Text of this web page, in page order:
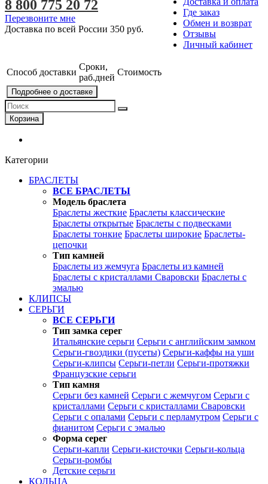
Где заказ
Обмен и возврат
Отзывы
Личный кабинет
8 800 775 20 72
Перезвоните мне
Доставка по всей России 350 руб.
Способ доставки
Сроки,
раб.дней
Стоимость
Подробнее о доставке
Корзина
Категории
БРАСЛЕТЫ
ВСЕ БРАСЛЕТЫ
Модель браслета
Браслеты жесткие Браслеты классические
Браслеты открытые Браслеты с подвесками
Браслеты тонкие Браслеты широкие Браслеты-
цепочки
Тип камней
Браслеты из жемчуга Браслеты из камней
Браслеты с кристаллами Сваровски Браслеты с
эмалью
КЛИПСЫ
СЕРЬГИ
ВСЕ СЕРЬГИ
Тип замка серег
Итальянские серьги Серьги с английским замком
Серьги-гвоздики (пусеты) Серьги-каффы на уши
Серьги-клипсы Серьги-петли Серьги-протяжки
Французские серьги
Тип камня
Серьги без камней Серьги с жемчугом Серьги с
кристаллами Серьги с кристаллами Сваровски
Серьги с опалами Серьги с перламутром Серьги с
фианитом Серьги с эмалью
Форма серег
Серьги-капли Серьги-кисточки Серьги-кольца
Серьги-ромбы
Детские серьги
КОЛЬЦА